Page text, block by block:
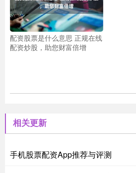
配资股票是什么意思 正规在线
配资炒股，助您财富倍增
相关更新
手机股票配资App推荐与评测